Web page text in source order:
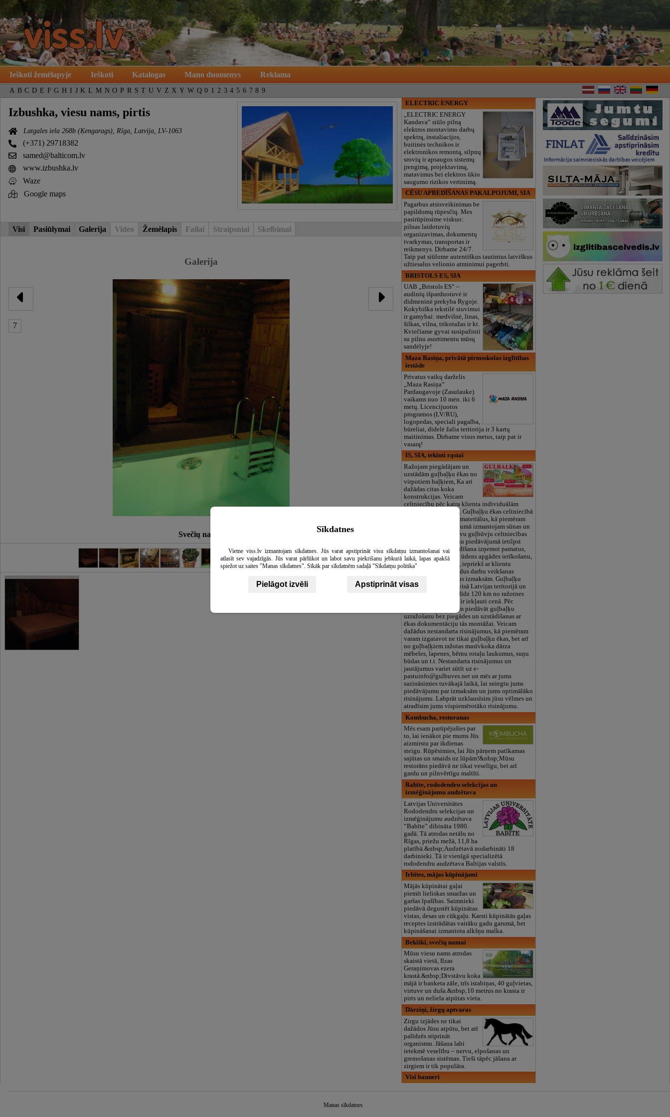
Ieškoti žemėlapyje Ieškoti Katalogas Mano duomenys Reklama
A B C D E F G H I J K L M N O P R S T U V Z X Y W Q 0 1 2 3 4 5 6 7 8 9
Izbushka, viesu nams, pirtis
Latgales iela 268b (Ķengarags), Rīga, Latvija, LV-1063
(+371) 29718382
samed@balticom.lv
www.izbushka.lv
Waze
Google maps
Visi Pasiūlymai Galerija Video Žemėlapis Failai Straipsniai Skelbimai
Galerija
7
Svečių namai
ELECTRIC ENERGY
„ELECTRIC ENERGY
Kandava“ siūlo pilną
elektros montavimo darbų
spektrą, instaliacijos,
buitinės technikos ir
elektronikos remontą, silpnų
srovių ir apsaugos sistemų
įrengimą, projektavimą,
matavimus bei elektros ūkio
saugumo rizikos vertinimą.
CĒSU APBEDĪŠANAS PAKALPOJUMI, SIA
Pagarbus atsisveikinimas be
papildomų rūpesčių. Mes
pasirūpinsime viskuo:
pilnas laidotuvių
organizavimas, dokumentų
tvarkymas, transportas ir
reikmenys. Dirbame 24/7.
Taip pat siūlome autentiškus tautinius latviškus
užtiesalus velionio atminimui pagerbti.
BRISTOLS ES, SIA
UAB „Bristols ES“ –
audinių išparduotuvė ir
didmeninė prekyba Rygoje.
Kokybiška tekstilė siuvimui
ir gamybai: medvilnė, linas,
šilkas, vilna, trikotažas ir kt.
Kviečiame gyvai susipažinti
su pilnu asortimentu mūsų
sandėlyje!
Maza Rasiņa, privātā pirmsskolas izglītības
iestāde
Privatus vaikų darželis
„Maza Rasiņa“
Pardaugavoje (Zasulauke)
vaikams nuo 10 mėn. iki 6
metų. Licencijuotos
programos (LV/RU),
logopedas, speciali pagalba,
būreliai, didelė žalia teritorija ir 3 kartų
maitinimas. Dirbame visus metus, taip pat ir
vasarą!
IS, SIA, tekinti rąstai
Ražojam piegādājam un
uzstādām guļbaļķu ēkas no
virpotiem baļķiem, Ka ari
dažādas citas koka
konstrukcijas. Veicam
celtniecību pēc katra klienta individuālām
prasībām un vēlmēm. Guļbaļķu ēkas celtniecībā
izmantojam dabīgos materiālus, kā piemēram
starp guļbaļķu blīvējumā izmantojam sūnas un
ēkas ceļam pēc sentēvu guļbūvju celtniecības
tradīcijām. Mūsu cenu piedāvājumā ietilpst
pilnīga celtnes uzstādīšana izņemot pamatus,
elektroinstalāciju un ūdens apgādes ierīkošanu,
ko varam arī paveikt, iepriekš ar klientu
vienojoties par papildus darbu veikšanas
apjomiem un papildus izmaksām. Guļbaļķu
uzstādīšanu veicam visā Latvijas teritorijā un
transporta izdevumi līdz 120 km no ražotnes
kas atrodas Valmierā ir iekļauti cenā. Pēc
klienta vēlmēm varam piedāvāt guļbaļķu
uzražošanu bez piegādes un uzstādīšanas ar
ēkas dokumentāciju tās montāžai. Veicam
dažādus nestandarta risinājumus, kā piemēram
varam izgatavot ne tikai guļbaļķu ēkas, bet arī
no guļbaļķiem ražotas masīvkoka dārza
mēbeles, lapenes, bērnu rotaļu laukumus, suņu
būdas un t.t. Nestandarta risinājumus un
jautājumus variet sūtīt uz e-
pastuinfo@gulbuves.net un mēs ar jums
sazināsimies tuvākajā laikā, lai sniegtu jums
piedāvājumu par izmaksām un jums optimālāko
risinājumu. Labprāt uzklausīsim jūsu vēlmes un
atradīsim jums vispiemērotāko risinājumu.
Kombucha, restoranas
Mēs esam parūpējušies par
to, lai ienākot pie mums Jūs
aizmirstu par ikdienas
steigu. Rūpēsimies, lai Jūs pārņem patīkamas
sajūtas un smaids uz lūpām!&nbsp;Mūsu
restorāns piedāvā ne tikai veselīgu, bet arī
gardu un pilnvērtīgu maltīti.
Babīte, rododendru selekcijas un
izmēģinājumu audzētava
Latvijas Universitātes
Rododendru selekcijas un
izmēģinājumu audzētava
“Babīte” dibināta 1980.
gadā. Tā atrodas netālu no
Rīgas, priežu mežā, 11,8 ha
platībā.&nbsp;Audzētavā nodarbināti 18
darbinieki. Tā ir vienīgā specializētā
rododendru audzētava Baltijas valstīs.
Irbītes, mājas kūpinājumi
Mājās kūpinātai gaļai
piemīt lieliskas smaržas un
garšas īpašības. Saimnieki
piedāvā degustēt kūpinātas
vistas, desas un cūkgaļu. Karsti kūpinātās gaļas
receptes izstrādātas vairāku gadu garumā, bet
kūpināšanai izmantota alkšņu malka.
Bekiški, svečių namai
Mūsu viesu nams atrodas
skaistā vietā, Ilzas
Geraņimovas ezera
krastā.&nbsp;Divstāvu koka
mājā ir banketa zāle, trīs istabiņas, 40 guļvietas,
virtuve un duša.&nbsp;10 metrus no krasta ir
pirts un neliela atpūtas vieta.
Dārziņi, žirgų aptvaras
Zirgu izjādes ne tikai
dažādos Jūsu atpūtu, bet arī
palīdzēs stiprināt
organismu. Jāšana labi
ietekmē veselību – nervu, elpošanas un
gremošanas sistēmas. Tieši tāpēc jāšana ar
zirgiem ir tik populāra.
Visi banneri
Sīkdatnes
Vietne viss.lv izmantojam sīkdatnes. Jūs varat apstiprināt visu sīkdatņu izmantošanai vai
atlasīt sev vajadzīgās. Jūs varat pārlūkot un labot savu piekrišanu jebkurā laikā, lapas apakšā
spiežot uz saites "Manas sīkdatnes". Sīkāk par sīkdatnēm sadaļā "Sīkdatņu politika"
Pielāgot izvēli Apstiprināt visas
Manas sīkdatnes